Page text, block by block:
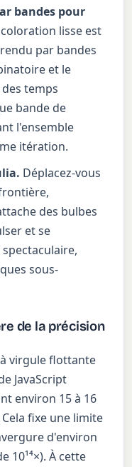
bandes pour
coloration lisse est
par bandes
et le
temps
bande de
l'ensemble
itération.
Déplacez-vous
des bulbes
et se
sous-
de la précision
virgule flottante
JavaScript
environ 15 à 16
fixe une limite
d'environ
10¹⁴×). À cette